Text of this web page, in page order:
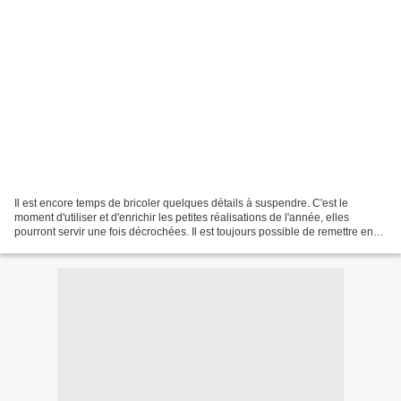
Il est encore temps de bricoler quelques détails à suspendre. C'est le
moment d'utiliser et d'enrichir les petites réalisations de l'année, elles
pourront servir une fois décrochées. Il est toujours possible de remettre en